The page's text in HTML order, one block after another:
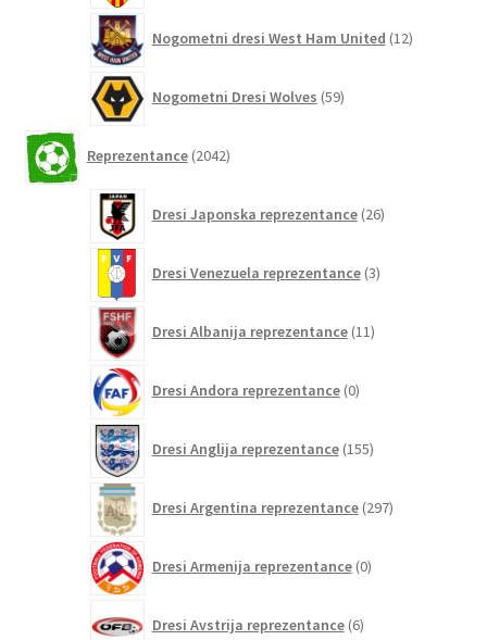
Nogometni dresi West Ham United 12izdelkov
Nogometni Dresi Wolves 59izdelkov
Reprezentance 2042izdelkov
Dresi Japonska reprezentance 26izdelkov
Dresi Venezuela reprezentance 3izdelki
Dresi Albanija reprezentance 11izdelkov
Dresi Andora reprezentance 0izdelkov
Dresi Anglija reprezentance 155izdelkov
Dresi Argentina reprezentance 297izdelkov
Dresi Armenija reprezentance 0izdelkov
Dresi Avstrija reprezentance 6izdelkov